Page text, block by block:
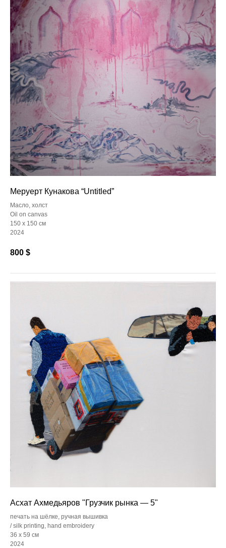
Меруерт Кунакова “Untitled”
Масло, холст
Oil on canvas
150 х 150 см
2024
800 $
Асхат Ахмедьяров "Грузчик рынка — 5"
печать на шёлке, ручная вышивка
/ silk printing, hand embroidery
36 x 59 см
2024